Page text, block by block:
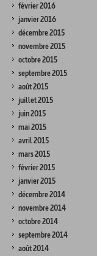
février 2016
janvier 2016
décembre 2015
novembre 2015
octobre 2015
septembre 2015
août 2015
juillet 2015
juin 2015
mai 2015
avril 2015
mars 2015
février 2015
janvier 2015
décembre 2014
novembre 2014
octobre 2014
septembre 2014
août 2014